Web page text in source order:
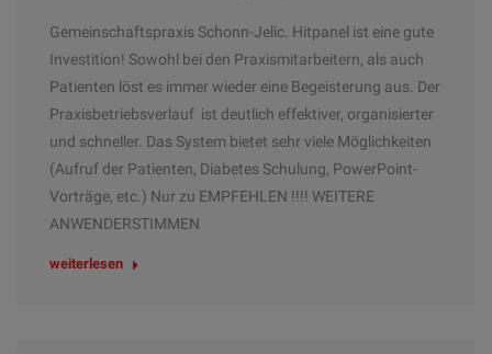
Gemeinschaftspraxis Schonn-Jelic. Hitpanel ist eine gute
Investition! Sowohl bei den Praxismitarbeitern, als auch
Patienten löst es immer wieder eine Begeisterung aus. Der
Praxisbetriebsverlauf ist deutlich effektiver, organisierter
und schneller. Das System bietet sehr viele Möglichkeiten
(Aufruf der Patienten, Diabetes Schulung, PowerPoint-
Vorträge, etc.) Nur zu EMPFEHLEN !!!! WEITERE
ANWENDERSTIMMEN
weiterlesen